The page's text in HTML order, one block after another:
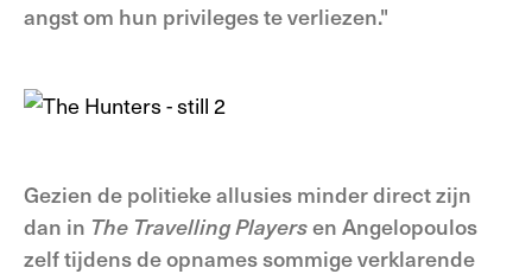
angst om hun privileges te verliezen."
Gezien de politieke allusies minder direct zijn
dan in The Travelling Playersen Angelopoulos
zelf tijdens de opnames sommige verklarende